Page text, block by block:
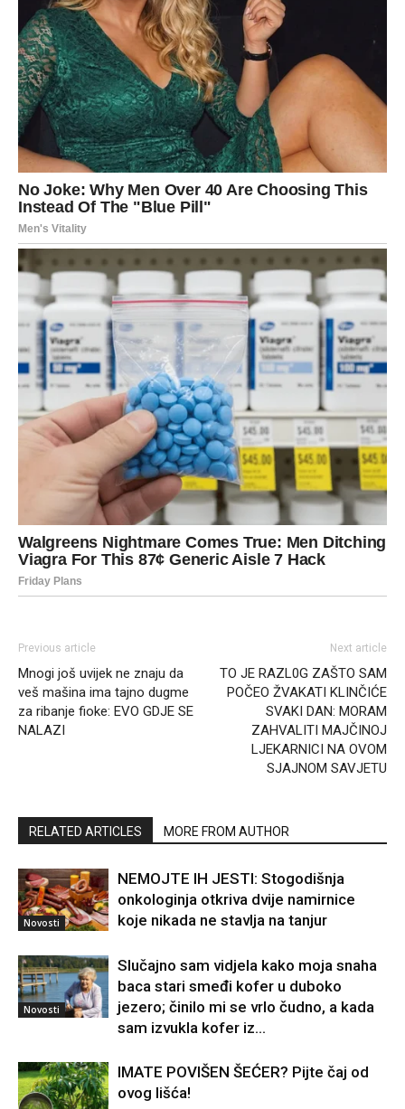
Previous article
Mnogi još uvijek ne znaju da
veš mašina ima tajno dugme
za ribanje fioke: EVO GDJE SE
NALAZI
Next article
TO JE RAZL0G ZAŠTO SAM
POČEO ŽVAKATI KLINČIĆE
SVAKI DAN: MORAM
ZAHVALITI MAJČINOJ
LJEKARNICI NA OVOM
SJAJNOM SAVJETU
RELATED ARTICLES MORE FROM AUTHOR
Novosti
NEMOJTE IH JESTI: Stogodišnja
onkologinja otkriva dvije namirnice
koje nikada ne stavlja na tanjur
Novosti
Slučajno sam vidjela kako moja snaha
baca stari smeđi kofer u duboko
jezero; činilo mi se vrlo čudno, a kada
sam izvukla kofer iz...
IMATE POVIŠEN ŠEĆER? Pijte čaj od
ovog lišća!